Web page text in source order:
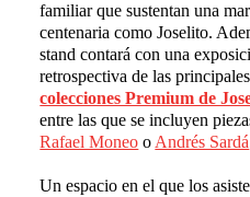
familiar que sustentan una
centenaria como Joselito.
stand contará con una
retrospectiva de las principales
colecciones Premium de
entre las que se incluyen
Rafael Moneo o Andrés Sardá
Un espacio en el que los